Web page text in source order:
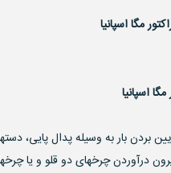
مگا اسپانیا
اسپانیا
بردن بار به وسیله پدال پایی،
درآوردن چرخهای دو قلو و یا